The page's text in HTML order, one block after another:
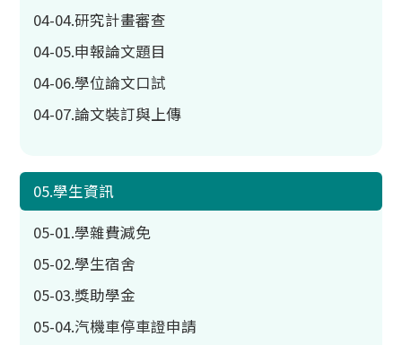
04-04.研究計畫審查
04-05.申報論文題目
04-06.學位論文口試
04-07.論文裝訂與上傳
05.學生資訊
05-01.學雜費減免
05-02.學生宿舍
05-03.獎助學金
05-04.汽機車停車證申請